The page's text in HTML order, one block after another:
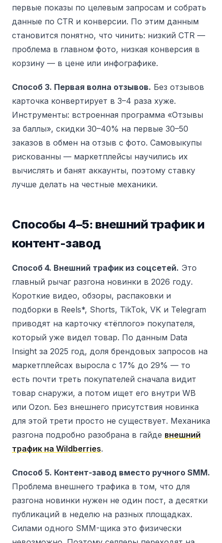
первые показы по целевым запросам и собрать
данные по CTR и конверсии. По этим данным
становится понятно, что чинить: низкий CTR —
проблема в главном фото, низкая конверсия в
корзину — в цене или инфографике.
Способ 3. Первая волна отзывов. Без отзывов
карточка конвертирует в 3–4 раза хуже.
Инструменты: встроенная программа «Отзывы
за баллы», скидки 30–40% на первые 30–50
заказов в обмен на отзыв с фото. Самовыкупы
рискованны — маркетплейсы научились их
вычислять и банят аккаунты, поэтому ставку
лучше делать на честные механики.
Способы 4–5: внешний трафик и
контент-завод
Способ 4. Внешний трафик из соцсетей. Это
главный рычаг разгона новинки в 2026 году.
Короткие видео, обзоры, распаковки и
подборки в Reels*, Shorts, TikTok, VK и Telegram
приводят на карточку «тёплого» покупателя,
который уже видел товар. По данным Data
Insight за 2025 год, доля брендовых запросов на
маркетплейсах выросла с 17% до 29% — то
есть почти треть покупателей сначала видит
товар снаружи, а потом ищет его внутри WB
или Ozon. Без внешнего присутствия новинка
для этой трети просто не существует. Механика
разгона подробно разобрана в гайде внешний
трафик на Wildberries.
Способ 5. Контент-завод вместо ручного SMM.
Проблема внешнего трафика в том, что для
разгона новинки нужен не один пост, а десятки
публикаций в неделю на разных площадках.
Силами одного SMM-щика это физически